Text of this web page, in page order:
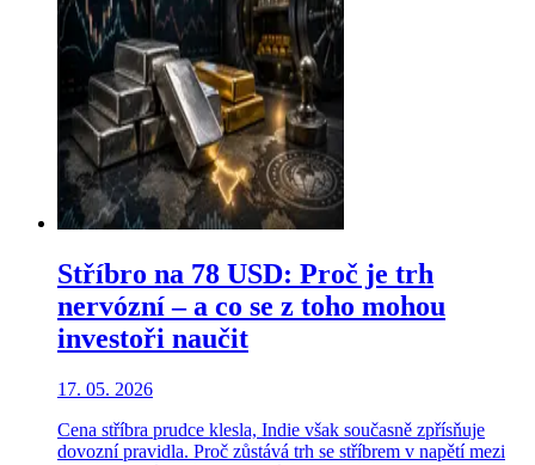
Stříbro na 78 USD: Proč je trh
nervózní – a co se z toho mohou
investoři naučit
17. 05. 2026
Cena stříbra prudce klesla, Indie však současně zpřísňuje
dovozní pravidla. Proč zůstává trh se stříbrem v napětí mezi